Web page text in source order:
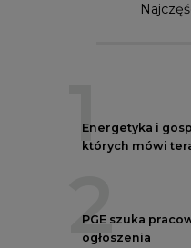
1
Energetyka i
których mówi
2
PGE szuka
ogłoszenia